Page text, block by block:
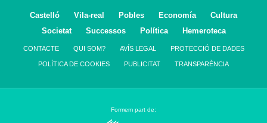
Castelló Vila-real Pobles Economía
Cultura
Societat
Successos Política Hemeroteca
CONTACTE QUI SOM? AVÍS LEGAL PROTECCIÓ DE DADES
POLÍTICA DE COOKIES PUBLICITAT TRANSPARÈNCIA
Formem part de: